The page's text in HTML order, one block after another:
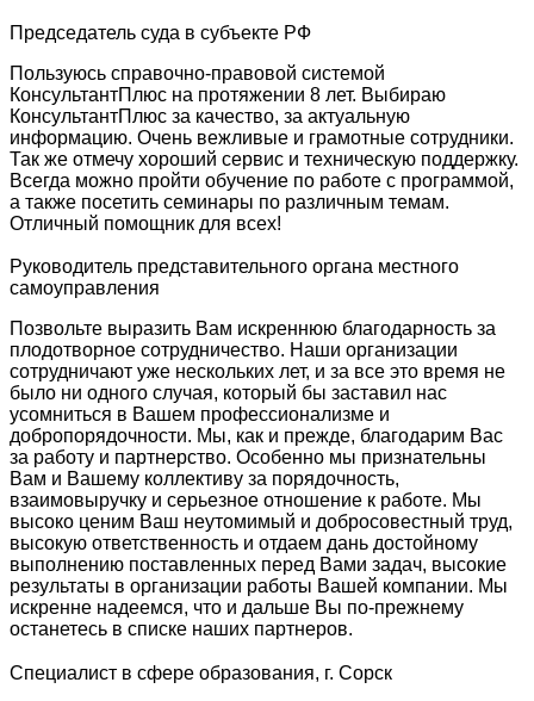
Председатель суда в субъекте РФ
Пользуюсь справочно-правовой системой
КонсультантПлюс на протяжении 8 лет. Выбираю
КонсультантПлюс за качество, за актуальную
информацию. Очень вежливые и грамотные сотрудники.
Так же отмечу хороший сервис и техническую поддержку.
Всегда можно пройти обучение по работе с программой,
а также посетить семинары по различным темам.
Отличный помощник для всех!
Руководитель представительного органа местного
самоуправления
Позвольте выразить Вам искреннюю благодарность за
плодотворное сотрудничество. Наши организации
сотрудничают уже нескольких лет, и за все это время не
было ни одного случая, который бы заставил нас
усомниться в Вашем профессионализме и
добропорядочности. Мы, как и прежде, благодарим Вас
за работу и партнерство. Особенно мы признательны
Вам и Вашему коллективу за порядочность,
взаимовыручку и серьезное отношение к работе. Мы
высоко ценим Ваш неутомимый и добросовестный труд,
высокую ответственность и отдаем дань достойному
выполнению поставленных перед Вами задач, высокие
результаты в организации работы Вашей компании. Мы
искренне надеемся, что и дальше Вы по-прежнему
останетесь в списке наших партнеров.
Специалист в сфере образования, г. Сорск